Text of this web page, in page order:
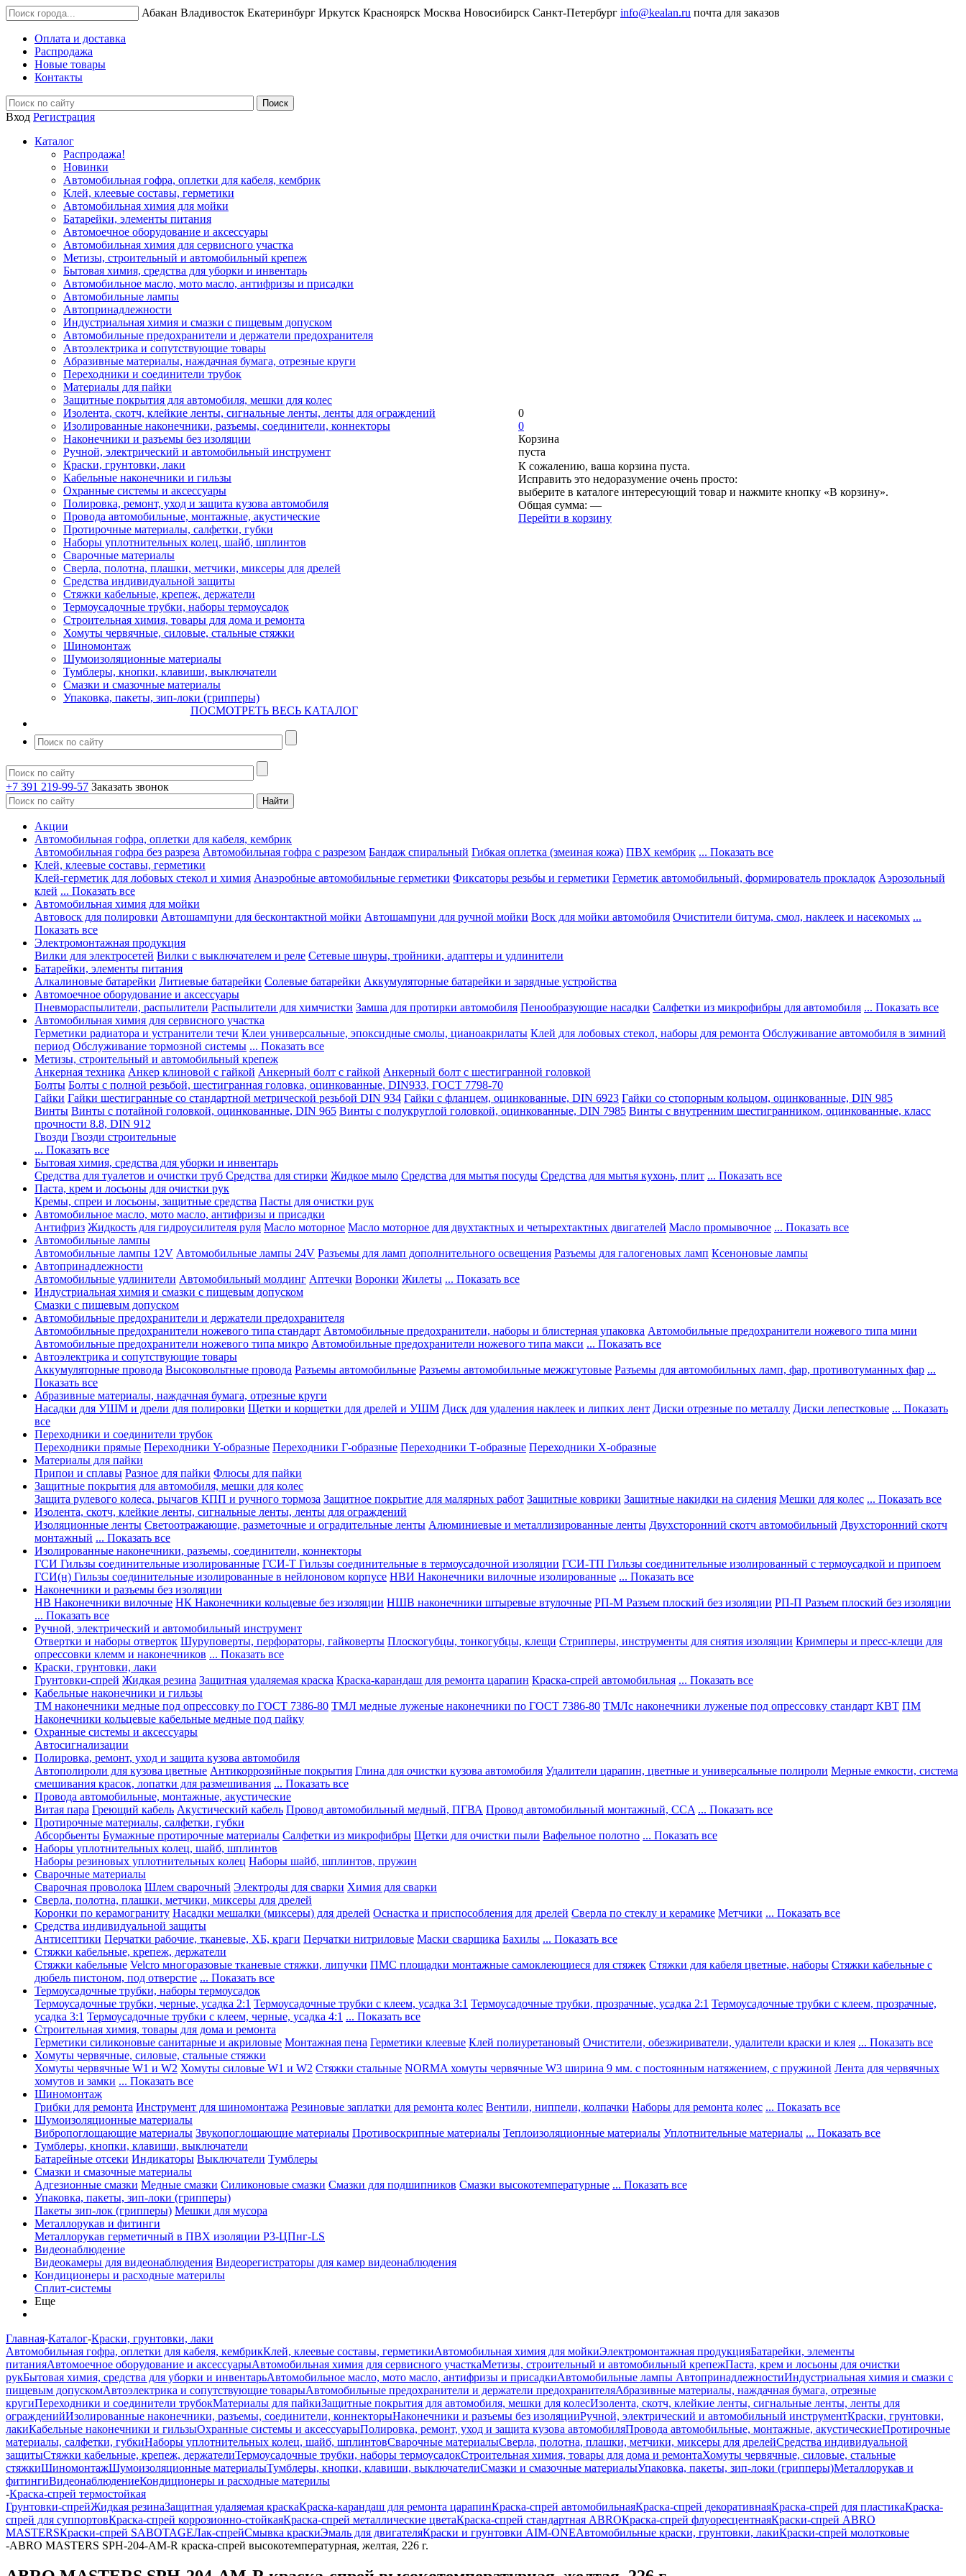
Абакан Владивосток Екатеринбург Иркутск Красноярск Москва Новосибирск Санкт-Петербург info@kealan.ru почта для заказов
Оплата и доставка
Распродажа
Новые товары
Контакты
Вход Регистрация
Каталог
Распродажа!
Новинки
Автомобильная гофра, оплетки для кабеля, кембрик
Клей, клеевые составы, герметики
Автомобильная химия для мойки
Батарейки, элементы питания
Автомоечное оборудование и аксессуары
Автомобильная химия для сервисного участка
Метизы, строительный и автомобильный крепеж
Бытовая химия, средства для уборки и инвентарь
Автомобильное масло, мото масло, антифризы и присадки
Автомобильные лампы
Автопринадлежности
Индустриальная химия и смазки с пищевым допуском
Автомобильные предохранители и держатели предохранителя
Автоэлектрика и сопутствующие товары
Абразивные материалы, наждачная бумага, отрезные круги
Переходники и соединители трубок
Материалы для пайки
Защитные покрытия для автомобиля, мешки для колес
Изолента, скотч, клейкие ленты, сигнальные ленты, ленты для ограждений
Изолированные наконечники, разъемы, соединители, коннекторы
Наконечники и разъемы без изоляции
Ручной, электрический и автомобильный инструмент
Краски, грунтовки, лаки
Кабельные наконечники и гильзы
Охранные системы и аксессуары
Полировка, ремонт, уход и защита кузова автомобиля
Провода автомобильные, монтажные, акустические
Протирочные материалы, салфетки, губки
Наборы уплотнительных колец, шайб, шплинтов
Сварочные материалы
Сверла, полотна, плашки, метчики, миксеры для дрелей
Средства индивидуальной защиты
Стяжки кабельные, крепеж, держатели
Термоусадочные трубки, наборы термоусадок
Строительная химия, товары для дома и ремонта
Хомуты червячные, силовые, стальные стяжки
Шиномонтаж
Шумоизоляционные материалы
Тумблеры, кнопки, клавиши, выключатели
Смазки и смазочные материалы
Упаковка, пакеты, зип-локи (грипперы)
ПОСМОТРЕТЬ ВЕСЬ КАТАЛОГ
+7 391 219-99-57 Заказать звонок
0
0
Корзина
пуста
К сожалению, ваша корзина пуста.
Исправить это недоразумение очень просто:
выберите в каталоге интересующий товар и нажмите кнопку «В корзину».
Общая сумма: —
Перейти в корзину
Акции
Автомобильная гофра, оплетки для кабеля, кембрик
Автомобильная гофра без разреза Автомобильная гофра с разрезом Бандаж спиральный Гибкая оплетка (змеиная кожа) ПВХ кембрик ... Показать все
Клей, клеевые составы, герметики
Клей-герметик для лобовых стекол и химия Анаэробные автомобильные герметики Фиксаторы резьбы и герметики Герметик автомобильный, формирователь прокладок Аэрозольный
клей ... Показать все
Автомобильная химия для мойки
Автовоск для полировки Автошампуни для бесконтактной мойки Автошампуни для ручной мойки Воск для мойки автомобиля Очистители битума, смол, наклеек и насекомых ...
Показать все
Электромонтажная продукция
Вилки для электросетей Вилки с выключателем и реле Сетевые шнуры, тройники, адаптеры и удлинители
Батарейки, элементы питания
Алкалиновые батарейки Литиевые батарейки Солевые батарейки Аккумуляторные батарейки и зарядные устройства
Автомоечное оборудование и аксессуары
Пневмораспылители, распылители Распылители для химчистки Замша для протирки автомобиля Пенообразующие насадки Салфетки из микрофибры для автомобиля ... Показать все
Автомобильная химия для сервисного участка
Герметики радиатора и устранители течи Клеи универсальные, эпоксидные смолы, цианоакрилаты Клей для лобовых стекол, наборы для ремонта Обслуживание автомобиля в зимний
период Обслуживание тормозной системы ... Показать все
Метизы, строительный и автомобильный крепеж
Анкерная техника Анкер клиновой с гайкой Анкерный болт с гайкой Анкерный болт с шестигранной головкой
Болты Болты с полной резьбой, шестигранная головка, оцинкованные, DIN933, ГОСТ 7798-70
Гайки Гайки шестигранные со стандартной метрической резьбой DIN 934 Гайки с фланцем, оцинкованные, DIN 6923 Гайки со стопорным кольцом, оцинкованные, DIN 985
Винты Винты с потайной головкой, оцинкованные, DIN 965 Винты с полукруглой головкой, оцинкованные, DIN 7985 Винты с внутренним шестигранником, оцинкованные, класс
прочности 8.8, DIN 912
Гвозди Гвозди строительные
... Показать все
Бытовая химия, средства для уборки и инвентарь
Средства для туалетов и очистки труб Средства для стирки Жидкое мыло Средства для мытья посуды Средства для мытья кухонь, плит ... Показать все
Паста, крем и лосьоны для очистки рук
Кремы, спреи и лосьоны, защитные средства Пасты для очистки рук
Автомобильное масло, мото масло, антифризы и присадки
Антифриз Жидкость для гидроусилителя руля Масло моторное Масло моторное для двухтактных и четырехтактных двигателей Масло промывочное ... Показать все
Автомобильные лампы
Автомобильные лампы 12V Автомобильные лампы 24V Разъемы для ламп дополнительного освещения Разъемы для галогеновых ламп Ксеноновые лампы
Автопринадлежности
Автомобильные удлинители Автомобильный молдинг Аптечки Воронки Жилеты ... Показать все
Индустриальная химия и смазки с пищевым допуском
Смазки с пищевым допуском
Автомобильные предохранители и держатели предохранителя
Автомобильные предохранители ножевого типа стандарт Автомобильные предохранители, наборы и блистерная упаковка Автомобильные предохранители ножевого типа мини
Автомобильные предохранители ножевого типа микро Автомобильные предохранители ножевого типа макси ... Показать все
Автоэлектрика и сопутствующие товары
Аккумуляторные провода Высоковольтные провода Разъемы автомобильные Разъемы автомобильные межжгутовые Разъемы для автомобильных ламп, фар, противотуманных фар ...
Показать все
Абразивные материалы, наждачная бумага, отрезные круги
Насадки для УШМ и дрели для полировки Щетки и корщетки для дрелей и УШМ Диск для удаления наклеек и липких лент Диски отрезные по металлу Диски лепестковые ... Показать
все
Переходники и соединители трубок
Переходники прямые Переходники Y-образные Переходники Г-образные Переходники Т-образные Переходники Х-образные
Материалы для пайки
Припои и сплавы Разное для пайки Флюсы для пайки
Защитные покрытия для автомобиля, мешки для колес
Защита рулевого колеса, рычагов КПП и ручного тормоза Защитное покрытие для малярных работ Защитные коврики Защитные накидки на сидения Мешки для колес ... Показать все
Изолента, скотч, клейкие ленты, сигнальные ленты, ленты для ограждений
Изоляционные ленты Светоотражающие, разметочные и оградительные ленты Алюминиевые и металлизированные ленты Двухсторонний скотч автомобильный Двухсторонний скотч
монтажный ... Показать все
Изолированные наконечники, разъемы, соединители, коннекторы
ГСИ Гильзы соединительные изолированные ГСИ-Т Гильзы соединительные в термоусадочной изоляции ГСИ-ТП Гильзы соединительные изолированный с термоусадкой и припоем
ГСИ(н) Гильзы соединительные изолированные в нейлоновом корпусе НВИ Наконечники вилочные изолированные ... Показать все
Наконечники и разъемы без изоляции
НВ Наконечники вилочные НК Наконечники кольцевые без изоляции НШВ наконечники штыревые втулочные РП-М Разъем плоский без изоляции РП-П Разъем плоский без изоляции
... Показать все
Ручной, электрический и автомобильный инструмент
Отвертки и наборы отверток Шуруповерты, перфораторы, гайковерты Плоскогубцы, тонкогубцы, клещи Стрипперы, инструменты для снятия изоляции Кримперы и пресс-клещи для
опрессовки клемм и наконечников ... Показать все
Краски, грунтовки, лаки
Грунтовки-спрей Жидкая резина Защитная удаляемая краска Краска-карандаш для ремонта царапин Краска-спрей автомобильная ... Показать все
Кабельные наконечники и гильзы
ТМ наконечники медные под опрессовку по ГОСТ 7386-80 ТМЛ медные луженые наконечники по ГОСТ 7386-80 ТМЛс наконечники луженые под опрессовку стандарт КВТ ПМ
Наконечники кольцевые кабельные медные под пайку
Охранные системы и аксессуары
Автосигнализации
Полировка, ремонт, уход и защита кузова автомобиля
Автополироли для кузова цветные Антикоррозийные покрытия Глина для очистки кузова автомобиля Удалители царапин, цветные и универсальные полироли Мерные емкости, система
смешивания красок, лопатки для размешивания ... Показать все
Провода автомобильные, монтажные, акустические
Витая пара Греющий кабель Акустический кабель Провод автомобильный медный, ПГВА Провод автомобильный монтажный, CCA ... Показать все
Протирочные материалы, салфетки, губки
Абсорбьенты Бумажные протирочные материалы Салфетки из микрофибры Щетки для очистки пыли Вафельное полотно ... Показать все
Наборы уплотнительных колец, шайб, шплинтов
Наборы резиновых уплотнительных колец Наборы шайб, шплинтов, пружин
Сварочные материалы
Сварочная проволока Шлем сварочный Электроды для сварки Химия для сварки
Сверла, полотна, плашки, метчики, миксеры для дрелей
Коронки по керамограниту Насадки мешалки (миксеры) для дрелей Оснастка и приспособления для дрелей Сверла по стеклу и керамике Метчики ... Показать все
Средства индивидуальной защиты
Антисептики Перчатки рабочие, тканевые, ХБ, краги Перчатки нитриловые Маски сварщика Бахилы ... Показать все
Стяжки кабельные, крепеж, держатели
Стяжки кабельные Velcro многоразовые тканевые стяжки, липучки ПМС площадки монтажные самоклеющиеся для стяжек Стяжки для кабеля цветные, наборы Стяжки кабельные с
дюбель пистоном, под отверстие ... Показать все
Термоусадочные трубки, наборы термоусадок
Термоусадочные трубки, черные, усадка 2:1 Термоусадочные трубки с клеем, усадка 3:1 Термоусадочные трубки, прозрачные, усадка 2:1 Термоусадочные трубки с клеем, прозрачные,
усадка 3:1 Термоусадочные трубки с клеем, черные, усадка 4:1 ... Показать все
Строительная химия, товары для дома и ремонта
Герметики силиконовые санитарные и акриловые Монтажная пена Герметики клеевые Клей полиуретановый Очистители, обезжириватели, удалители краски и клея ... Показать все
Хомуты червячные, силовые, стальные стяжки
Хомуты червячные W1 и W2 Хомуты силовые W1 и W2 Стяжки стальные NORMA хомуты червячные W3 ширина 9 мм. с постоянным натяжением, с пружиной Лента для червячных
хомутов и замки ... Показать все
Шиномонтаж
Грибки для ремонта Инструмент для шиномонтажа Резиновые заплатки для ремонта колес Вентили, ниппели, колпачки Наборы для ремонта колес ... Показать все
Шумоизоляционные материалы
Вибропоглощающие материалы Звукопоглощающие материалы Противоскрипные материалы Теплоизоляционные материалы Уплотнительные материалы ... Показать все
Тумблеры, кнопки, клавиши, выключатели
Батарейные отсеки Индикаторы Выключатели Тумблеры
Смазки и смазочные материалы
Адгезионные смазки Медные смазки Силиконовые смазки Смазки для подшипников Смазки высокотемпературные ... Показать все
Упаковка, пакеты, зип-локи (грипперы)
Пакеты зип-лок (грипперы) Мешки для мусора
Металлорукав и фитинги
Металлорукав герметичный в ПВХ изоляции Р3-ЦПнг-LS
Видеонаблюдение
Видеокамеры для видеонаблюдения Видеорегистраторы для камер видеонаблюдения
Кондиционеры и расходные материлы
Сплит-системы
Еще
Главная-Каталог-Краски, грунтовки, лаки
Автомобильная гофра, оплетки для кабеля, кембрикКлей, клеевые составы, герметикиАвтомобильная химия для мойкиЭлектромонтажная продукцияБатарейки, элементы
питанияАвтомоечное оборудование и аксессуарыАвтомобильная химия для сервисного участкаМетизы, строительный и автомобильный крепежПаста, крем и лосьоны для очистки
рукБытовая химия, средства для уборки и инвентарьАвтомобильное масло, мото масло, антифризы и присадкиАвтомобильные лампы АвтопринадлежностиИндустриальная химия и смазки с
пищевым допускомАвтоэлектрика и сопутствующие товарыАвтомобильные предохранители и держатели предохранителяАбразивные материалы, наждачная бумага, отрезные
кругиПереходники и соединители трубокМатериалы для пайкиЗащитные покрытия для автомобиля, мешки для колесИзолента, скотч, клейкие ленты, сигнальные ленты, ленты для
огражденийИзолированные наконечники, разъемы, соединители, коннекторыНаконечники и разъемы без изоляцииРучной, электрический и автомобильный инструментКраски, грунтовки,
лакиКабельные наконечники и гильзыОхранные системы и аксессуарыПолировка, ремонт, уход и защита кузова автомобиляПровода автомобильные, монтажные, акустическиеПротирочные
материалы, салфетки, губкиНаборы уплотнительных колец, шайб, шплинтовСварочные материалыСверла, полотна, плашки, метчики, миксеры для дрелейСредства индивидуальной
защитыСтяжки кабельные, крепеж, держателиТермоусадочные трубки, наборы термоусадокСтроительная химия, товары для дома и ремонтаХомуты червячные, силовые, стальные
стяжкиШиномонтажШумоизоляционные материалыТумблеры, кнопки, клавиши, выключателиСмазки и смазочные материалыУпаковка, пакеты, зип-локи (грипперы)Металлорукав и
фитингиВидеонаблюдениеКондиционеры и расходные материлы
-Краска-спрей термостойкая
Грунтовки-спрейЖидкая резинаЗащитная удаляемая краскаКраска-карандаш для ремонта царапинКраска-спрей автомобильнаяКраска-спрей декоративнаяКраска-спрей для пластикаКраска-
спрей для суппортовКраска-спрей коррозионно-стойкаяКраска-спрей металлические цветаКраска-спрей стандартная ABROКраска-спрей флуоресцентнаяКраски-спрей ABRO
MASTERSКраски-спрей SABOTAGEЛак-спрейСмывка краскиЭмаль для двигателяКраски и грунтовки AIM-ONEАвтомобильные краски, грунтовки, лакиКраски-спрей молотковые
-ABRO MASTERS SPH-204-AM-R краска-спрей высокотемпературная, желтая, 226 г.